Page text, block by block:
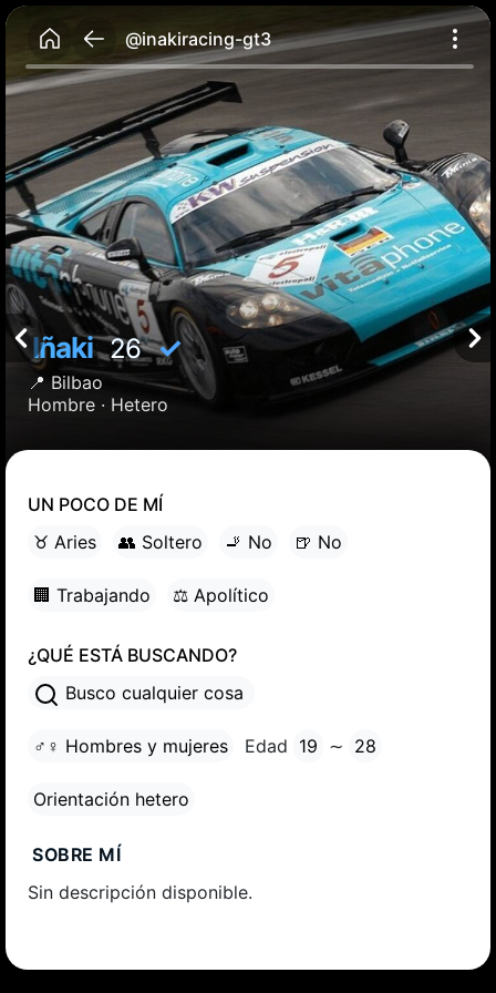
@inakiracing-gt3
Iñaki26✓
📍 Bilbao
Hombre · Hetero
UN POCO DE MÍ
♉ Aries
👥 Soltero 🚬 No 🍺 No
🏢 Trabajando ⚖ Apolítico
¿QUÉ ESTÁ BUSCANDO?
Busco cualquier cosa
♂♀ Hombres y mujeres Edad 19 ∼ 28
Orientación hetero
SOBRE MÍ
Sin descripción disponible.